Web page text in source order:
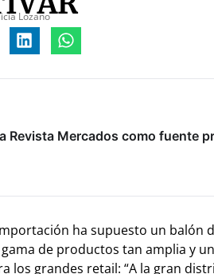
Lozano
Revista Mercados como fuente
ha supuesto un balón
de productos tan amplia y
los grandes retail: “A la gran